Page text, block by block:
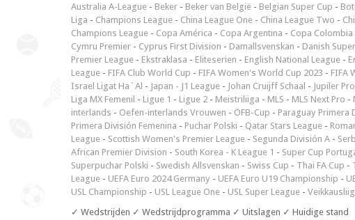
Australia A-League - Beker - Beker van België - Belgian Super Cup -
Liga - Champions League - China League One - China League Two -
Champions League - Copa América - Copa Argentina - Copa Colombia
Cymru Premier - Cyprus First Division - Damallsvenskan - Danish
Premier League - Ekstraklasa - Eliteserien - English National League -
League - FIFA Club World Cup - FIFA Women's World Cup 2023 - FIFA
Israel Ligat Ha`Al - Japan - J1 League - Johan Cruijff Schaal - Jupiler
Liga MX Femenil - Ligue 1 - Ligue 2 - Meistriliiga - MLS - MLS Next Pro -
interlands - Oefen-interlands Vrouwen - ÖFB-Cup - Paraguay Primera
Primera División Femenina - Puchar Polski - Qatar Stars League -
League - Scottish Women's Premier League - Segunda División A -
African Premier Division - South Korea - K League 1 - Super Cup
Superpuchar Polski - Swedish Allsvenskan - Swiss Cup - Thai FA Cup -
League - UEFA Euro 2024 Germany - UEFA Euro U19 Championship -
USL Championship - USL League One - USL Super League -
✓ Wedstrijden ✓ Wedstrijdprogramma ✓ Uitslagen ✓ Huidige stand